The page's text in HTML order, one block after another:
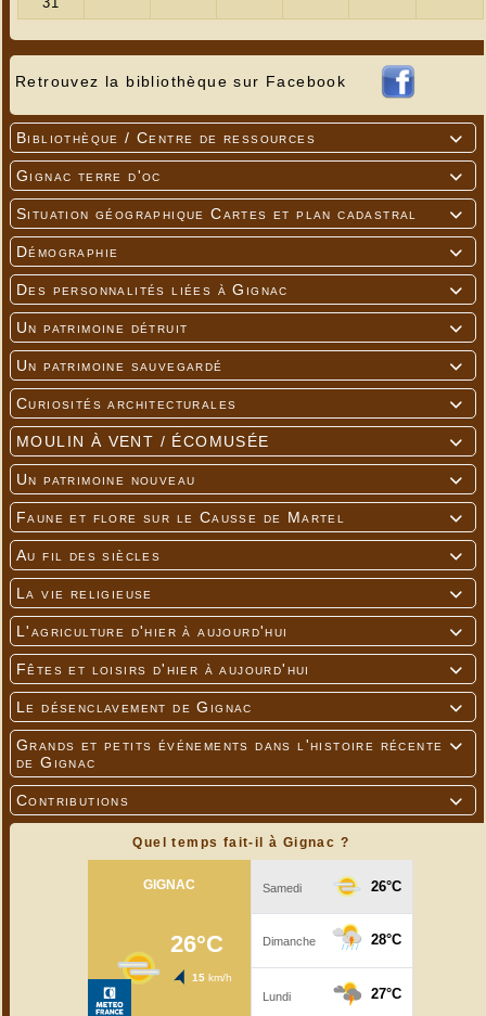
Retrouvez la bibliothèque sur Facebook

Bibliothèque / Centre de ressources

Gignac terre d'oc

Situation géographique Cartes et plan cadastral

Démographie

Des personnalités liées à Gignac

Un patrimoine détruit

Un patrimoine sauvegardé

Curiosités architecturales

MOULIN À VENT / ÉCOMUSÉE

Un patrimoine nouveau

Faune et flore sur le Causse de Martel

Au fil des siècles

La vie religieuse

L'agriculture d'hier à aujourd'hui

Fêtes et loisirs d'hier à aujourd'hui

Le désenclavement de Gignac

Grands et petits événements dans l'histoire récente
de Gignac

Contributions
Quel temps fait-il à Gignac ?